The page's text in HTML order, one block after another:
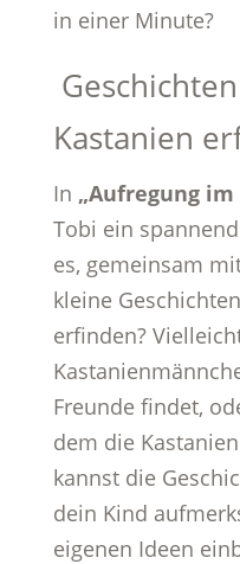
in einer Minute?
Kastanien
In „Aufregung im
Tobi ein
es, gemeinsam
kleine
erfinden?
Freunde findet,
dem die
kannst die
dein Kind
eigenen Ideen